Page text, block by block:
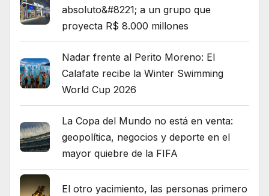
absoluto&#8221; a un grupo que
proyecta R$ 8.000 millones
Nadar frente al Perito Moreno: El
Calafate recibe la Winter Swimming
World Cup 2026
La Copa del Mundo no está en venta:
geopolítica, negocios y deporte en el
mayor quiebre de la FIFA
El otro yacimiento, las personas primero